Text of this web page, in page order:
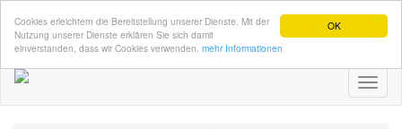
OK
Cookies erleichtern die Bereitstellung unserer Dienste. Mit der
Nutzung unserer Dienste erklären Sie sich damit
einverstanden, dass wir Cookies verwenden. mehr Informationen